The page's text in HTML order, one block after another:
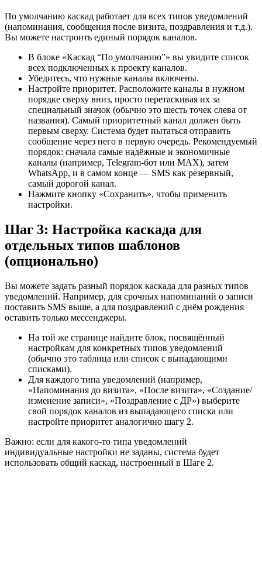
По умолчанию каскад работает для всех типов уведомлений
(напоминания, сообщения после визита, поздравления и т.д.).
Вы можете настроить единый порядок каналов.
В блоке «Каскад “По умолчанию”» вы увидите список
всех подключенных к проекту каналов.
Убедитесь, что нужные каналы включены.
Настройте приоритет. Расположите каналы в нужном
порядке сверху вниз, просто перетаскивая их за
специальный значок (обычно это шесть точек слева от
названия). Самый приоритетный канал должен быть
первым сверху. Система будет пытаться отправить
сообщение через него в первую очередь. Рекомендуемый
порядок: сначала самые надёжные и экономичные
каналы (например, Telegram-бот или MAX), затем
WhatsApp, и в самом конце — SMS как резервный,
самый дорогой канал.
Нажмите кнопку «Сохранить», чтобы применить
настройки.
Шаг 3: Настройка каскада для
отдельных типов шаблонов
(опционально)
Вы можете задать разный порядок каскада для разных типов
уведомлений. Например, для срочных напоминаний о записи
поставить SMS выше, а для поздравлений с днём рождения
оставить только мессенджеры.
На той же странице найдите блок, посвящённый
настройкам для конкретных типов уведомлений
(обычно это таблица или список с выпадающими
списками).
Для каждого типа уведомлений (например,
«Напоминания до визита», «После визита», «Создание/
изменение записи», «Поздравление с ДР») выберите
свой порядок каналов из выпадающего списка или
настройте приоритет аналогично шагу 2.
Важно: если для какого-то типа уведомлений
индивидуальные настройки не заданы, система будет
использовать общий каскад, настроенный в Шаге 2.